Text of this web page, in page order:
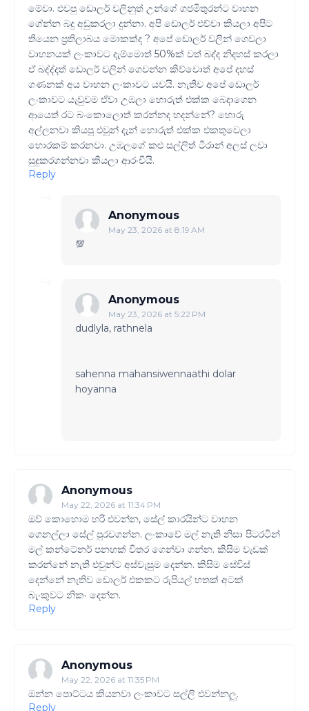
මේවා. එවපු ඩොලර් වලිනුත් උන්ගේ ගජමිතුරන්ට වාහන
ගේන්න බදු අඩුකරලා දුන්නා. අපි ඩොලර් එව්වා කියලා අපිට
තියෙන ප්‍රතිලාබය මොකක්ද ? අපේ ඩොලර් වලින් ගෙවලා
වාහනයක් ලංකාවට දැම්මොත් 50%ක් වත් බද්ද නිදහස් කරලා
ඒ බද්ද්දත් ඩොලර් වලින් ගෙවන්න කිව්වොත් අපේ දහස්
ගණනක් අය වාහන ලංකාවට යවයි. නැතිව අපේ ඩොලර්
ලංකාවට යැවුවම ඒවා උඹලා හොරුත් එක්ක බෙදාගෙන
ආයෙත් රට බංකොලොත් කරන්නද හදන්නේ? හොරු
අල්ලනවා කියපු එවුන් දැන් හොරුත් එක්ක එකතුවෙලා
හොරකම් කරනවා. උඹලගේ කළු සල්ලිත් ටිරාන් අලස් ලවා
සුදුකරගන්නවා කියලා ආරංචියි.
Reply
Anonymous
May 23, 2026 at 8:19 AM
💯
Anonymous
May 23, 2026 at 5:22 PM
dudlyla, rathnela
sahenna mahansiwennaathi dolar
hoyanna
Anonymous
May 22, 2026 at 11:34 PM
ඔව් කොහොම හරි එවන්න, සේල් කාරයින්ට වාහන
ගෙනල්ලා සේල් පුරවගන්න. ලංකාවේ මල් නැති නිසා පිටරටින්
මල් කන්ටේනර් පනහක් විතර ගෙන්වා ගන්න. කිසිම වැඩක්
කරන්නේ නැති එවුන්ට අස්වැසුම දෙන්න. කිසිම සේවිස්
දෙන්නේ නැතිව ඩොලර් එකකට රුපියල් හතක් අටක්
බැංකුවට නිකං දෙන්න.
Reply
Anonymous
May 22, 2026 at 11:35 PM
ඔන්න පොට්ටය කියනවා ලංකාවට සල්ලි එවන්නලු.
Reply